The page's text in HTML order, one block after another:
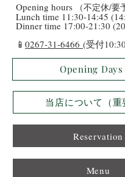
​Opening hours （不定休/要
​Lunch time 11:30-14:45
Dinner time 17:00-21:30
​📱 0267-31-6466 (受付
Opening
Reservation
Menu
当店について（